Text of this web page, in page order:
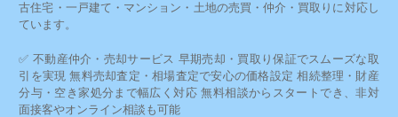
古住宅・一戸建て・マンション・土地の売買・仲介・買取りに対応し
ています。
✅ 不動産仲介・売却サービス 早期売却・買取り保証でスムーズな取
引を実現 無料売却査定・相場査定で安心の価格設定 相続整理・財産
分与・空き家処分まで幅広く対応 無料相談からスタートでき、非対
面接客やオンライン相談も可能